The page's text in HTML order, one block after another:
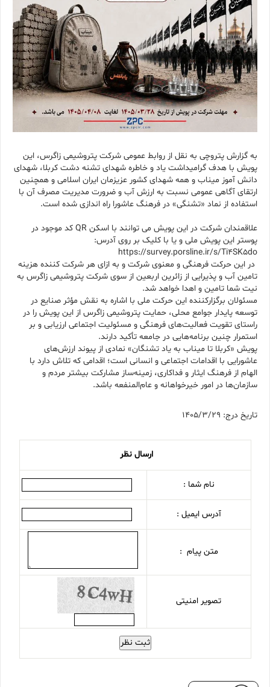
به گزارش پتروچی به نقل از روابط عمومی شرکت پتروشیمی زاگرس، این
پویش با هدف گرامیداشت یاد و خاطره شهدای تشنه دشت کربلا، شهدای
دانش آموز میناب و همه شهدای کشور عزیزمان ایران اسلامی و همچنین
ارتقای آگاهی عمومی نسبت به ارزش آب و ضرورت مدیریت مصرف آن با
استفاده از نماد «تشنگی» در فرهنگ عاشورا راه اندازی شده است.
علاقمندان شرکت در این پویش می توانند با اسکن QR کد موجود در
پوستر این پویش ملی و یا با کلیک بر روی آدرس:
https://survey.porsline.ir/s/Ti4SK5do
در این حرکت فرهنگی و معنوی شرکت و به ازای هر شرکت کننده هزینه
تامین آب و پذیرایی از زائرین اربعین از سوی شرکت پتروشیمی زاگرس به
نیت شما تامین و اهدا خواهد شد.
مسئولان برگزارکننده این حرکت ملی با اشاره به نقش مؤثر صنایع در
توسعه پایدار جوامع محلی، حمایت پتروشیمی زاگرس از این پویش را در
راستای تقویت فعالیت‌های فرهنگی و مسئولیت اجتماعی ارزیابی و بر
استمرار چنین برنامه‌هایی در جامعه تأکید دارند.
پویش «کربلا تا میناب به یاد تشنگان» نمادی از پیوند ارزش‌های
عاشورایی با اقدامات اجتماعی و انسانی است؛ اقدامی که تلاش دارد با
الهام از فرهنگ ایثار و فداکاری، زمینه‌ساز مشارکت بیشتر مردم و
سازمان‌ها در امور خیرخواهانه و عام‌المنفعه باشد.
تاریخ درج: 1405/3/29
ارسال نظر
نام شما :
آدرس ایمیل :
متن پیام :
تصویر امنیتی
ثبت نظر